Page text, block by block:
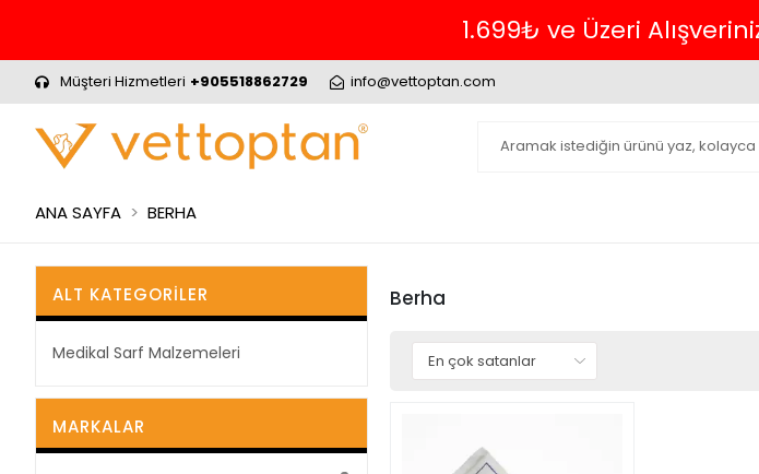
1.699₺ ve Üzeri
Müşteri Hizmetleri +905518862729 info@vettoptan.com
ANA SAYFA BERHA
ALT KATEGORILER
Medikal Sarf Malzemeleri
MARKALAR
Berha